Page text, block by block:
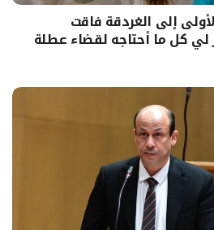
إلى الغردقة فاقت
لي كل ما أحتاجه لقضاء عطلة